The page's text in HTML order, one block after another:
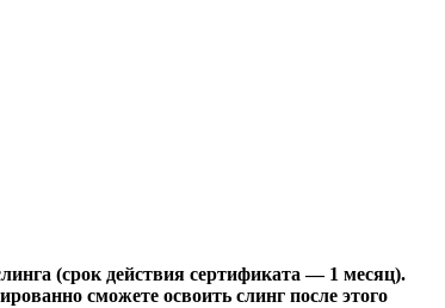
(срок действия сертификата — 1 месяц).
сможете освоить слинг после этого